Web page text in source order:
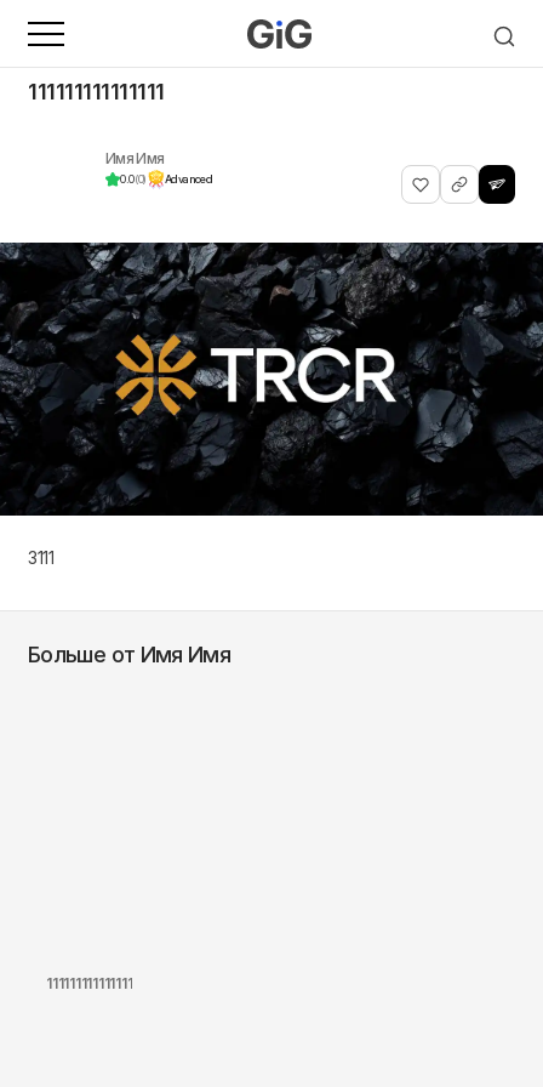
111111111111111
Имя Имя
0.0(0) Advanced
3111
Больше от Имя Имя
111111111111111